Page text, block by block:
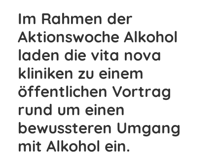
Im Rahmen der
Aktionswoche Alkohol
laden die vita nova
kliniken zu einem
öffentlichen Vortrag
rund um einen
bewussteren Umgang
mit Alkohol ein.